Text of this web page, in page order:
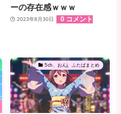
ーの存在感ｗｗｗ
2023年8月30日 0 コメント
5ch、おんj、ふたばまとめ